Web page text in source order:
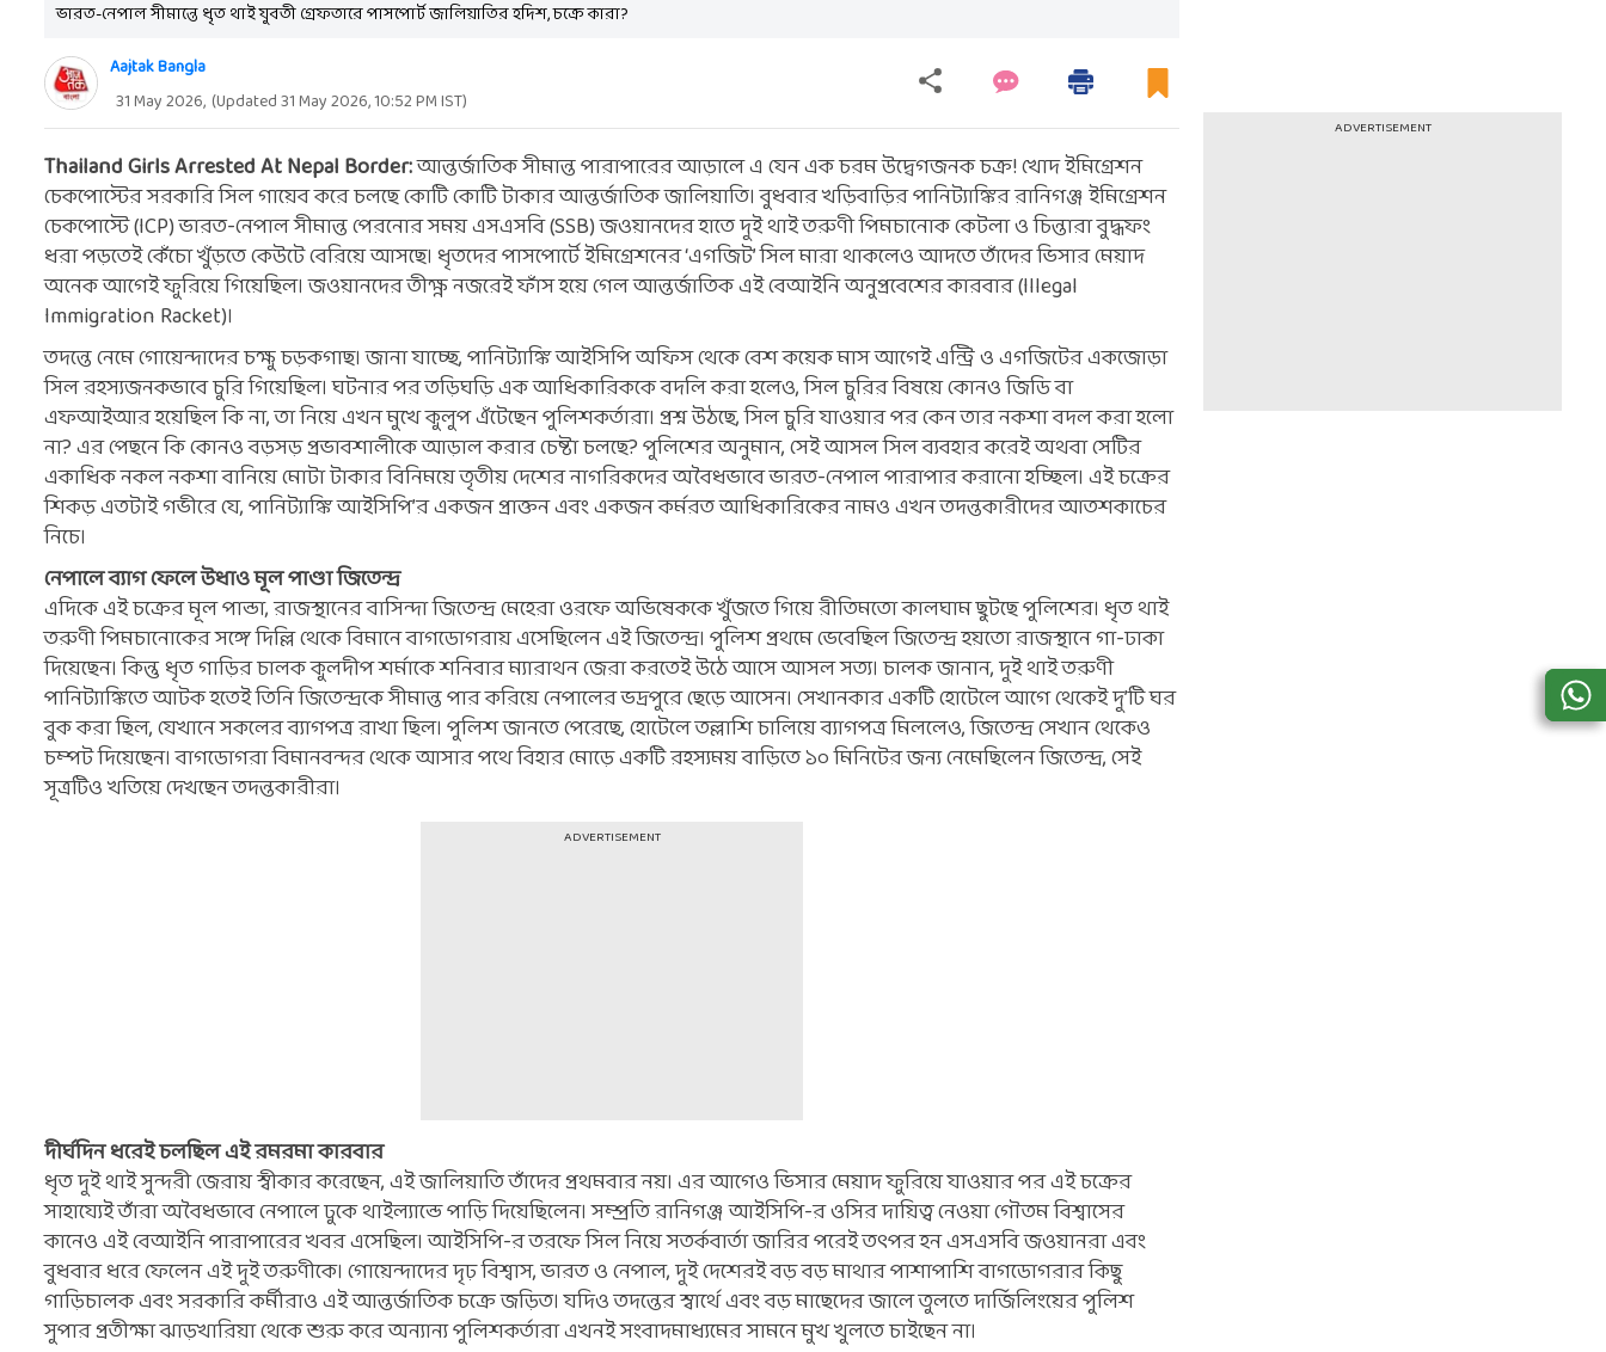
ভারত-নেপাল সীমান্তে ধৃত থাই যুবতী গ্রেফতারে পাসপোর্ট জালিয়াতির হদিশ, চক্রে কারা?
Aajtak Bangla
31 May 2026, (Updated31 May 2026, 10:52 PMIST)
Thailand Girls Arrested At Nepal Border:আন্তর্জাতিক সীমান্ত পারাপারের আড়ালে এ যেন এক চরম উদ্বেগজনক চক্র! খোদ ইমিগ্রেশন
চেকপোস্টের সরকারি সিল গায়েব করে চলছে কোটি কোটি টাকার আন্তর্জাতিক জালিয়াতি। বুধবার খড়িবাড়ির পানিট্যাঙ্কির রানিগঞ্জ ইমিগ্রেশন
চেকপোস্টে (ICP) ভারত-নেপাল সীমান্ত পেরনোর সময় এসএসবি (SSB) জওয়ানদের হাতে দুই থাই তরুণী পিমচানোক কেটলা ও চিন্তারা বুদ্ধফং
ধরা পড়তেই কেঁচো খুঁড়তে কেউটে বেরিয়ে আসছে। ধৃতদের পাসপোর্টে ইমিগ্রেশনের ‘এগজিট’ সিল মারা থাকলেও আদতে তাঁদের ভিসার মেয়াদ
অনেক আগেই ফুরিয়ে গিয়েছিল। জওয়ানদের তীক্ষ্ণ নজরেই ফাঁস হয়ে গেল আন্তর্জাতিক এই বেআইনি অনুপ্রবেশের কারবার (Illegal
Immigration Racket)।
তদন্তে নেমে গোয়েন্দাদের চক্ষু চড়কগাছ। জানা যাচ্ছে, পানিট্যাঙ্কি আইসিপি অফিস থেকে বেশ কয়েক মাস আগেই এন্ট্রি ও এগজিটের একজোড়া
সিল রহস্যজনকভাবে চুরি গিয়েছিল। ঘটনার পর তড়িঘড়ি এক আধিকারিককে বদলি করা হলেও, সিল চুরির বিষয়ে কোনও জিডি বা
এফআইআর হয়েছিল কি না, তা নিয়ে এখন মুখে কুলুপ এঁটেছেন পুলিশকর্তারা। প্রশ্ন উঠছে, সিল চুরি যাওয়ার পর কেন তার নকশা বদল করা হলো
না? এর পেছনে কি কোনও বড়সড় প্রভাবশালীকে আড়াল করার চেষ্টা চলছে? পুলিশের অনুমান, সেই আসল সিল ব্যবহার করেই অথবা সেটির
একাধিক নকল নকশা বানিয়ে মোটা টাকার বিনিময়ে তৃতীয় দেশের নাগরিকদের অবৈধভাবে ভারত-নেপাল পারাপার করানো হচ্ছিল। এই চক্রের
শিকড় এতটাই গভীরে যে, পানিট্যাঙ্কি আইসিপি’র একজন প্রাক্তন এবং একজন কর্মরত আধিকারিকের নামও এখন তদন্তকারীদের আতশকাচের
নিচে।
নেপালে ব্যাগ ফেলে উধাও মূল পাণ্ডা জিতেন্দ্র
এদিকে এই চক্রের মূল পান্ডা, রাজস্থানের বাসিন্দা জিতেন্দ্র মেহেরা ওরফে অভিষেককে খুঁজতে গিয়ে রীতিমতো কালঘাম ছুটছে পুলিশের। ধৃত থাই
তরুণী পিমচানোকের সঙ্গে দিল্লি থেকে বিমানে বাগডোগরায় এসেছিলেন এই জিতেন্দ্র। পুলিশ প্রথমে ভেবেছিল জিতেন্দ্র হয়তো রাজস্থানে গা-ঢাকা
দিয়েছেন। কিন্তু ধৃত গাড়ির চালক কুলদীপ শর্মাকে শনিবার ম্যারাথন জেরা করতেই উঠে আসে আসল সত্য। চালক জানান, দুই থাই তরুণী
পানিট্যাঙ্কিতে আটক হতেই তিনি জিতেন্দ্রকে সীমান্ত পার করিয়ে নেপালের ভদ্রপুরে ছেড়ে আসেন। সেখানকার একটি হোটেলে আগে থেকেই দু’টি ঘর
বুক করা ছিল, যেখানে সকলের ব্যাগপত্র রাখা ছিল। পুলিশ জানতে পেরেছে, হোটেলে তল্লাশি চালিয়ে ব্যাগপত্র মিললেও, জিতেন্দ্র সেখান থেকেও
চম্পট দিয়েছেন। বাগডোগরা বিমানবন্দর থেকে আসার পথে বিহার মোড়ে একটি রহস্যময় বাড়িতে ১০ মিনিটের জন্য নেমেছিলেন জিতেন্দ্র, সেই
সূত্রটিও খতিয়ে দেখছেন তদন্তকারীরা।
ADVERTISEMENT
দীর্ঘদিন ধরেই চলছিল এই রমরমা কারবার
ধৃত দুই থাই সুন্দরী জেরায় স্বীকার করেছেন, এই জালিয়াতি তাঁদের প্রথমবার নয়। এর আগেও ভিসার মেয়াদ ফুরিয়ে যাওয়ার পর এই চক্রের
সাহায্যেই তাঁরা অবৈধভাবে নেপালে ঢুকে থাইল্যান্ডে পাড়ি দিয়েছিলেন। সম্প্রতি রানিগঞ্জ আইসিপি-র ওসির দায়িত্ব নেওয়া গৌতম বিশ্বাসের
কানেও এই বেআইনি পারাপারের খবর এসেছিল। আইসিপি-র তরফে সিল নিয়ে সতর্কবার্তা জারির পরেই তৎপর হন এসএসবি জওয়ানরা এবং
বুধবার ধরে ফেলেন এই দুই তরুণীকে। গোয়েন্দাদের দৃঢ় বিশ্বাস, ভারত ও নেপাল, দুই দেশেরই বড় বড় মাথার পাশাপাশি বাগডোগরার কিছু
গাড়িচালক এবং সরকারি কর্মীরাও এই আন্তর্জাতিক চক্রে জড়িত। যদিও তদন্তের স্বার্থে এবং বড় মাছেদের জালে তুলতে দার্জিলিংয়ের পুলিশ
সুপার প্রতীক্ষা ঝাড়খারিয়া থেকে শুরু করে অন্যান্য পুলিশকর্তারা এখনই সংবাদমাধ্যমের সামনে মুখ খুলতে চাইছেন না।
ADVERTISEMENT